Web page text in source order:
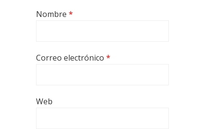
Nombre *
Correo electrónico *
Web